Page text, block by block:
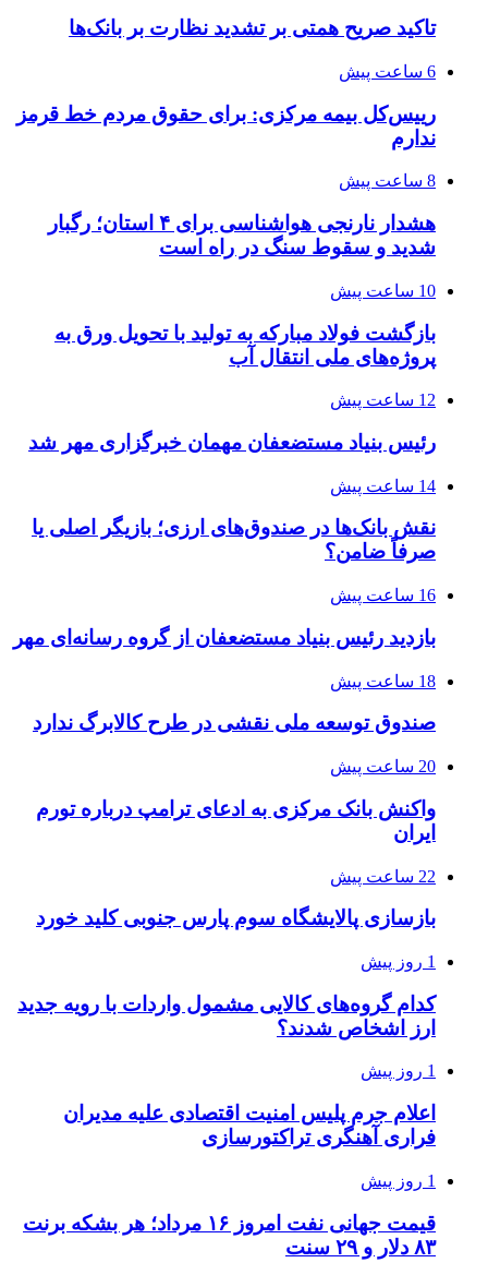
تاکید صریح همتی بر تشدید نظارت بر بانک‌ها
6 ساعت پیش
رییس‌کل بیمه مرکزی: برای حقوق مردم خط قرمز
ندارم
8 ساعت پیش
هشدار نارنجی هواشناسی برای ۴ استان؛ رگبار
شدید و سقوط سنگ در راه است
10 ساعت پیش
بازگشت فولاد مبارکه به تولید با تحویل ورق به
پروژه‌های ملی انتقال آب
12 ساعت پیش
رئیس بنیاد مستضعفان مهمان خبرگزاری مهر شد
14 ساعت پیش
نقش بانک‌ها در صندوق‌های ارزی؛ بازیگر اصلی یا
صرفاً ضامن؟
16 ساعت پیش
بازدید رئیس بنیاد مستضعفان از گروه رسانه‌ای مهر
18 ساعت پیش
صندوق توسعه ملی نقشی در طرح کالابرگ ندارد
20 ساعت پیش
واکنش بانک مرکزی به ادعای ترامپ درباره تورم
ایران
22 ساعت پیش
بازسازی پالایشگاه سوم پارس جنوبی کلید خورد
1 روز پیش
کدام گروه‌های کالایی مشمول واردات با رویه جدید
ارز اشخاص شدند؟
1 روز پیش
اعلام جرم پلیس امنیت اقتصادی علیه مدیران
فراری آهنگری تراکتورسازی
1 روز پیش
قیمت جهانی نفت امروز ۱۶ مرداد؛ هر بشکه برنت
۸۳ دلار و ۲۹ سنت